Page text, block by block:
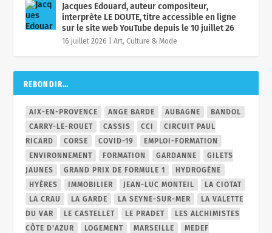
Jacques Edouard, auteur compositeur,
interprète LE DOUTE, titre accessible en ligne
sur le site web YouTube depuis le 10 juillet 26
16 juillet 2026 |Art, Culture & Mode
REBONDIR…
AIX-EN-PROVENCE ANGE BARDE AUBAGNE
BANDOL
CARRY-LE-ROUET
CASSIS CCI
CIRCUIT PAUL
RICARD
CORSE COVID-19
EMPLOI-FORMATION
ENVIRONNEMENT
FORMATION GARDANNE
GILETS
JAUNES
GRAND PRIX DE FORMULE 1
HYDROGÈNE
HYÈRES
IMMOBILIER JEAN-LUC MONTEIL
LA CIOTAT
LA CRAU
LA GARDE LA SEYNE-SUR-MER
LA VALETTE
DU VAR
LE CASTELLET LE PRADET
LES ALCHIMISTES
CÔTE D'AZUR
LOGEMENT MARSEILLE
MEDEF